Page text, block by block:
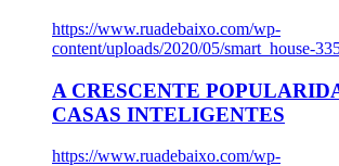
https://www.ruadebaixo.com/wp-
content/uploads/2020/05/smart_house-
A CRESCENTE
CASAS INTELIGENTES
https://www.ruadebaixo.com/wp-